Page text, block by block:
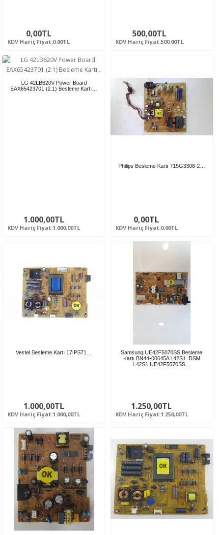
0,00TL
KDV Hariç Fiyat:0,00TL
500,00TL
KDV Hariç Fiyat:500,00TL
LG 42LB620V Power Board
EAX65423701 (2.1) Besleme Kartı…
1.000,00TL
KDV Hariç Fiyat:1.000,00TL
Philips Besleme Kartı 715G3308-2…
0,00TL
KDV Hariç Fiyat:0,00TL
Vestel Besleme Kartı 17IPS71…
1.000,00TL
KDV Hariç Fiyat:1.000,00TL
Samsung UE42F5070SS Besleme
Kartı BN44-00645A L42S1_DSM
L42S1 UE42F5570SS…
1.250,00TL
KDV Hariç Fiyat:1.250,00TL